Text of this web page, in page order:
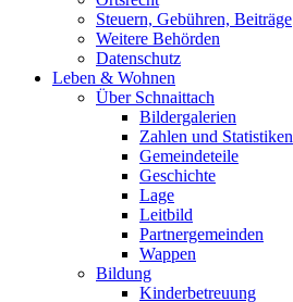
Steuern, Gebühren, Beiträge
Weitere Behörden
Datenschutz
Leben & Wohnen
Über Schnaittach
Bildergalerien
Zahlen und Statistiken
Gemeindeteile
Geschichte
Lage
Leitbild
Partnergemeinden
Wappen
Bildung
Kinderbetreuung